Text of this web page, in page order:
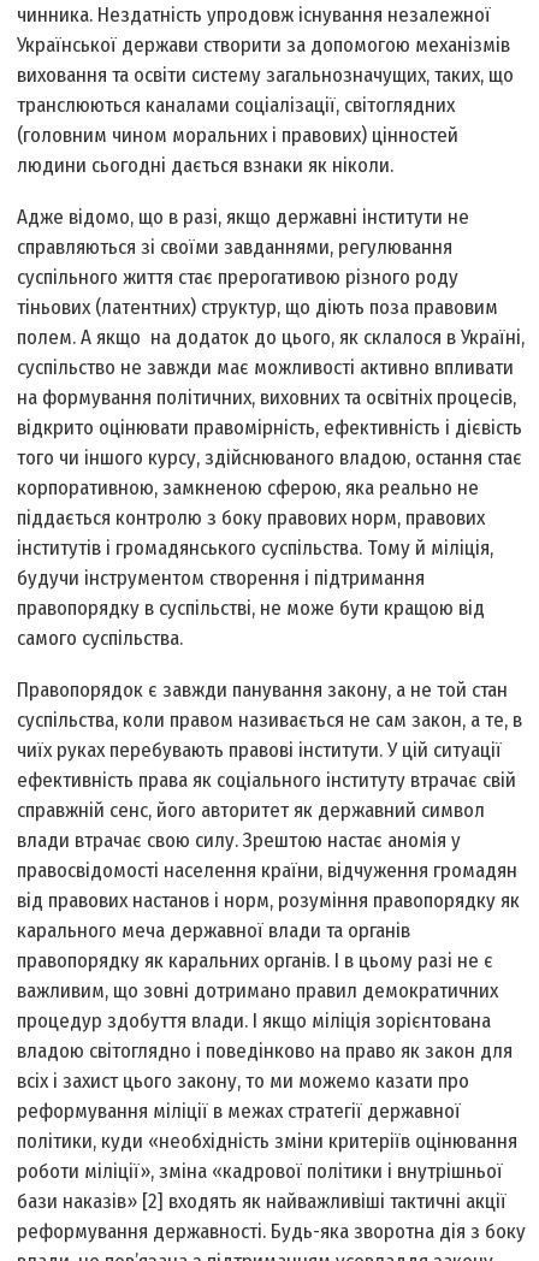
чинника. Нездатність упродовж існування незалежної
Української держави створити за допомогою механізмів
виховання та освіти систему загальнозначущих, таких, що
транслюються каналами соціалізації, світоглядних
(головним чином моральних і правових) цінностей
людини сьогодні дається взнаки як ніколи.
Адже відомо, що в разі, якщо державні інститути не
справляються зі своїми завданнями, регулювання
суспільного життя стає прерогативою різного роду
тіньових (латентних) структур, що діють поза правовим
полем. А якщо на додаток до цього, як склалося в Україні,
суспільство не завжди має можливості активно впливати
на формування політичних, виховних та освітніх процесів,
відкрито оцінювати правомірність, ефективність і дієвість
того чи іншого курсу, здійснюваного владою, остання стає
корпоративною, замкненою сферою, яка реально не
піддається контролю з боку правових норм, правових
інститутів і громадянського суспільства. Тому й міліція,
будучи інструментом створення і підтримання
правопорядку в суспільстві, не може бути кращою від
самого суспільства.
Правопорядок є завжди панування закону, а не той стан
суспільства, коли правом називається не сам закон, а те, в
чиїх руках перебувають правові інститути. У цій ситуації
ефективність права як соціального інституту втрачає свій
справжній сенс, його авторитет як державний символ
влади втрачає свою силу. Зрештою настає аномія у
правосвідомості населення країни, відчуження громадян
від правових настанов і норм, розуміння правопорядку як
карального меча державної влади та органів
правопорядку як каральних органів. І в цьому разі не є
важливим, що зовні дотримано правил демократичних
процедур здобуття влади. І якщо міліція зорієнтована
владою світоглядно і поведінково на право як закон для
всіх і захист цього закону, то ми можемо казати про
реформування міліції в межах стратегії державної
політики, куди «необхідність зміни критеріїв оцінювання
роботи міліції», зміна «кадрової політики і внутрішньої
бази наказів» [2] входять як найважливіші тактичні акції
реформування державності. Будь-яка зворотна дія з боку